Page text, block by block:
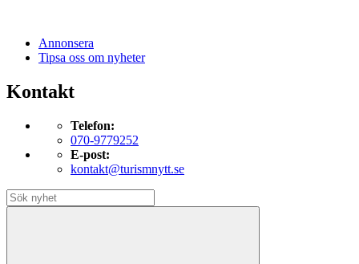
Annonsera
Tipsa oss om nyheter
Kontakt
Telefon:
070-9779252
E-post:
kontakt@turismnytt.se